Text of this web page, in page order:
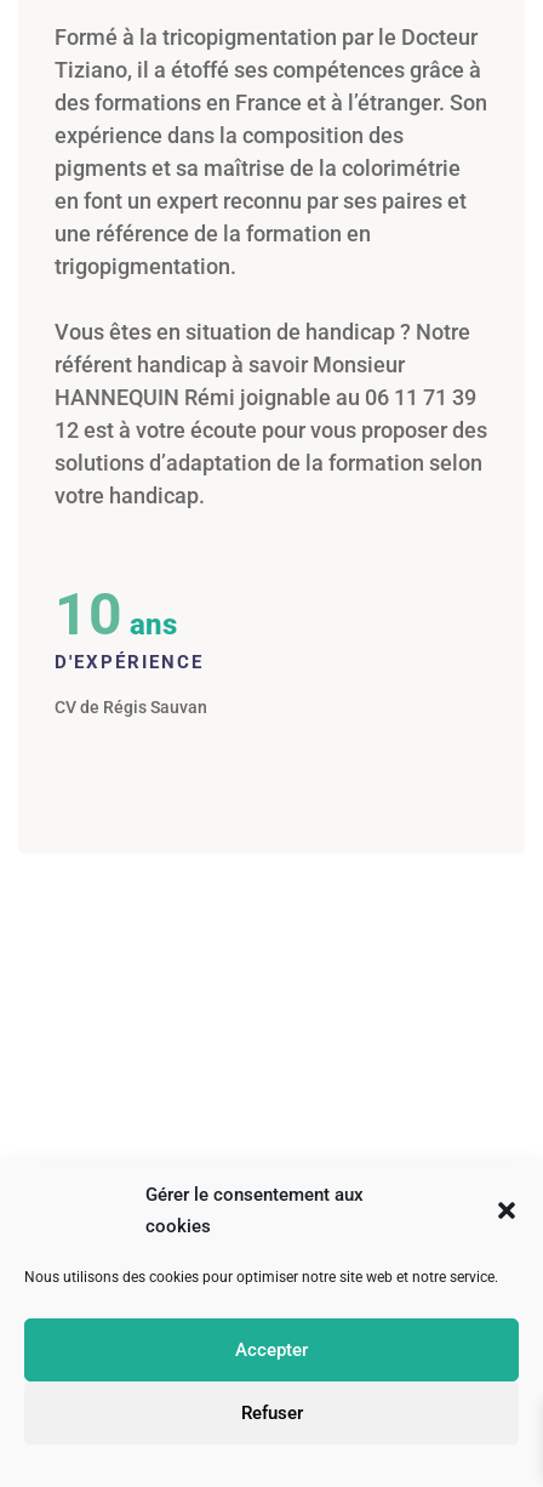
Gérer le consentement aux
cookies
Nous utilisons des cookies pour optimiser notre site web et notre service.
Accepter
Refuser
Formé à la tricopigmentation par le Docteur
Tiziano, il a étoffé ses compétences grâce à
des formations en France et à l’étranger. Son
expérience dans la composition des
pigments et sa maîtrise de la colorimétrie
en font un expert reconnu par ses paires et
une référence de la formation en
trigopigmentation.
Vous êtes en situation de handicap ? Notre
référent handicap à savoir Monsieur
HANNEQUIN Rémi joignable au 06 11 71 39
12 est à votre écoute pour vous proposer des
solutions d’adaptation de la formation selon
votre handicap.
10 ans
D'EXPÉRIENCE
CV de Régis Sauvan